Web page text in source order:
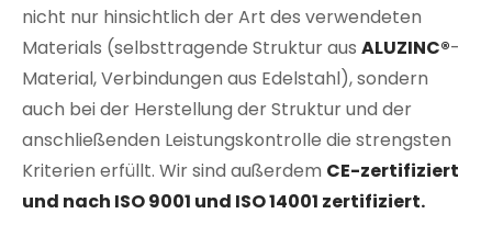
nicht nur hinsichtlich der Art des verwendeten
Materials (selbsttragende Struktur aus ALUZINC®-
Material, Verbindungen aus Edelstahl), sondern
auch bei der Herstellung der Struktur und der
anschließenden Leistungskontrolle die strengsten
Kriterien erfüllt. Wir sind außerdem CE-zertifiziert
und nach ISO 9001 und ISO 14001 zertifiziert.